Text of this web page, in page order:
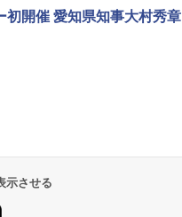
初開催 愛知県知事大村秀章
示させる